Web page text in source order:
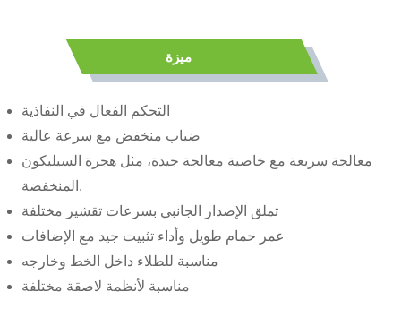
ميزة
التحكم الفعال في النفاذية
ضباب منخفض مع سرعة عالية
معالجة سريعة مع خاصية معالجة جيدة، مثل هجرة السيليكون
المنخفضة.
تملق الإصدار الجانبي بسرعات تقشير مختلفة
عمر حمام طويل وأداء تثبيت جيد مع الإضافات
مناسبة للطلاء داخل الخط وخارجه
مناسبة لأنظمة لاصقة مختلفة